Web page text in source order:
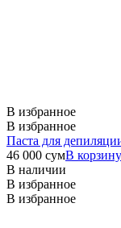
В избранное
В избранное
Паста для
46 000 сумВ корзину
В наличии
В избранное
В избранное